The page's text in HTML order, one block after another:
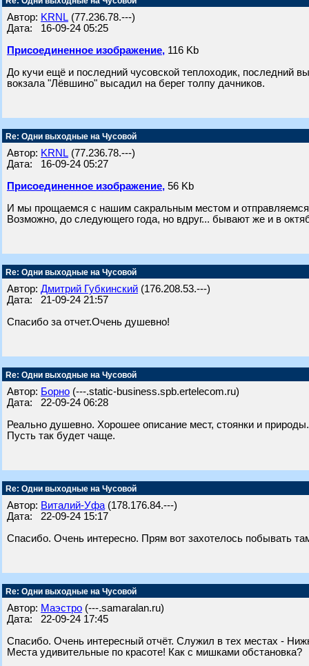
Автор: KRNL (77.236.78.---)
Дата: 16-09-24 05:25
Присоединенное изображение, 116 Kb
До кучи ещё и последний чусовской теплоходик, последний
вокзала "Лёвшино" высадил на берег толпу дачников.
Re: Одни выходные на Чусовой
Автор: KRNL (77.236.78.---)
Дата: 16-09-24 05:27
Присоединенное изображение, 56 Kb
И мы прощаемся с нашим сакральным местом и отправляемся
Возможно, до следующего года, но вдруг... бывают же и в
Re: Одни выходные на Чусовой
Автор: Дмитрий Губкинский (176.208.53.---)
Дата: 21-09-24 21:57
Спасибо за отчет.Очень душевно!
Re: Одни выходные на Чусовой
Автор: Борно (---.static-business.spb.ertelecom.ru)
Дата: 22-09-24 06:28
Реально душевно. Хорошее описание мест, стоянки и природы.
Пусть так будет чаще.
Re: Одни выходные на Чусовой
Автор: Виталий-Уфа (178.176.84.---)
Дата: 22-09-24 15:17
Спасибо. Очень интересно. Прям вот захотелось побывать
Re: Одни выходные на Чусовой
Автор: Маэстро (---.samaralan.ru)
Дата: 22-09-24 17:45
Спасибо. Очень интересный отчёт. Служил в тех местах -
Места удивительные по красоте! Как с мишками обстановка?